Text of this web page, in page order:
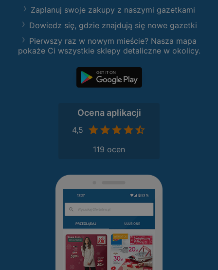
Zaplanuj swoje zakupy z naszymi gazetkami
Dowiedz się, gdzie znajdują się nowe gazetki
Pierwszy raz w nowym mieście? Nasza mapa
pokaże Ci wszystkie sklepy detaliczne w okolicy.
Ocena aplikacji
4,5
119 ocen